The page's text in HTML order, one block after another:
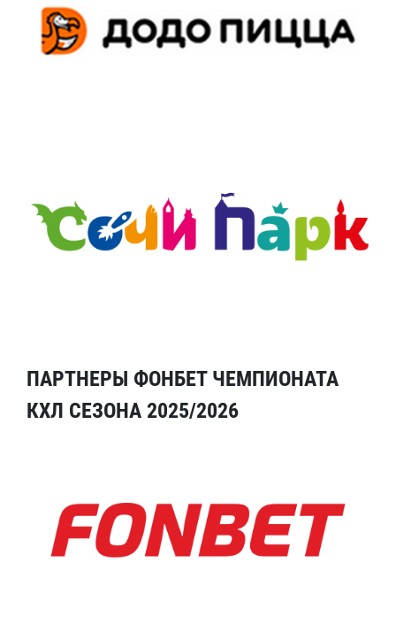
ПАРТНЕРЫ ФОНБЕТ ЧЕМПИОНАТА
КХЛ СЕЗОНА 2025/2026